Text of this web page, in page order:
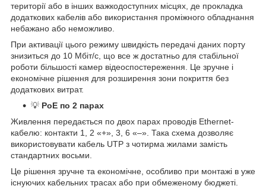
території або в інших важкодоступних місцях, де прокладка
додаткових кабелів або використання проміжного обладнання
небажано або неможливо.
При активації цього режиму швидкість передачі даних порту
знизиться до 10 Мбіт/с, що все ж достатньо для стабільної
роботи більшості камер відеоспостереження. Це зручне і
економічне рішення для розширення зони покриття без
додаткових витрат.
💡 PoE по 2 парах
Живлення передається по двох парах проводів Ethernet-
кабелю: контакти 1, 2 «+», 3, 6 «–». Така схема дозволяє
використовувати кабель UTP з чотирма жилами замість
стандартних восьми.
Це рішення зручне та економічне, особливо при монтажі в уже
існуючих кабельних трасах або при обмеженому бюджеті.